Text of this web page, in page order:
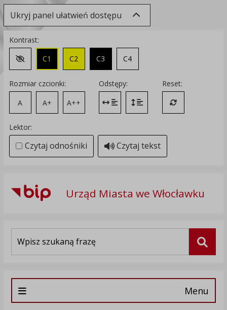
Ukryj panel ułatwień dostępu
Kontrast:
Zmień kontrast na domyślny
C1 C2 C3 C4
Rozmiar czcionki:
A
A+ A++
Odstępy:
Zmień odstęp między literami
Zmień interlinię i margines
Reset:
Przywróć
Lektor:
Czytaj odnośniki Czytaj tekst
Urząd Miasta we Włocławku
Menu